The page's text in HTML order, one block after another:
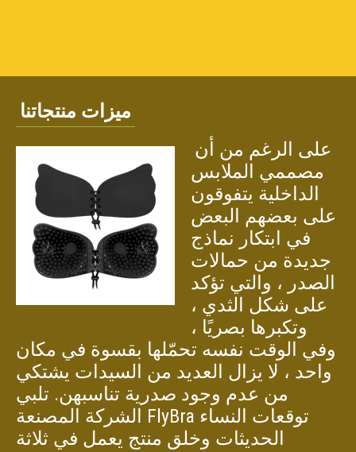
ميزات منتجاتنا
على الرغم من أن
مصممي الملابس
الداخلية يتفوقون
على بعضهم البعض
في ابتكار نماذج
جديدة من حمالات
الصدر ، والتي تؤكد
على شكل الثدي ،
وتكبرها بصريًا ،
وفي الوقت نفسه تحمّلها بقسوة في مكان
واحد ، لا يزال العديد من السيدات يشتكي
من عدم وجود صدرية تناسبهن. تلبي
الشركة المصنعة FlyBra توقعات النساء
الحديثات وخلق منتج يعمل في ثلاثة